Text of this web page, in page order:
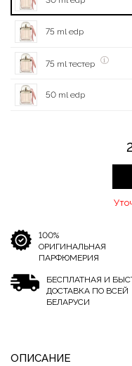
75 ml edp
75 ml тестер
50 ml edp
100%
ОРИГИНАЛЬНАЯ
ПАРФЮМЕРИЯ
БЕСПЛАТНАЯ И
ДОСТАВКА ПО ВСЕЙ
БЕЛАРУСИ
ОПИСАНИЕ